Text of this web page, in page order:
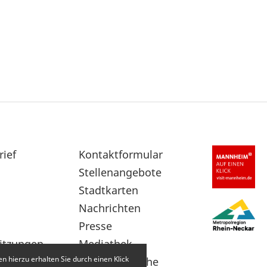
Sekundärnavigation
im
Fußbereich
Kontaktformular
Stellenangebote
Stadtkarten
Nachrichten
Presse
Mediathek
Leichte Sprache
hierzu erhalten Sie durch einen Klick